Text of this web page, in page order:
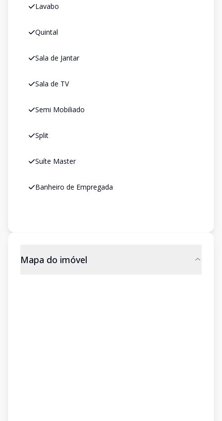
Lavabo
Quintal
Sala de Jantar
Sala de TV
Semi Mobiliado
Split
Suíte Master
Banheiro de Empregada
Mapa do imóvel